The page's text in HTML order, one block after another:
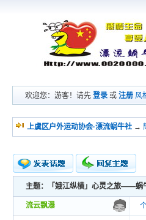
欢迎您：游客！请先登录 或注册 风
上虞区户外运动协会·漂流蜗牛社 →
新的主题
投票帖
主题：「娥江纵横」心灵之旅——蜗
流云飘瀑